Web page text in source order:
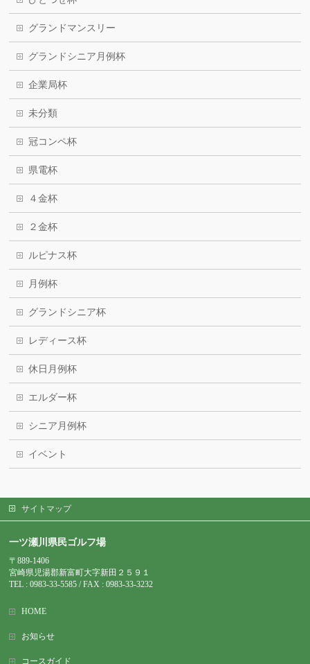
グランドマンスリー
グランドシニア月例杯
企業局杯
未分類
冠コンペ杯
県電杯
４金杯
２金杯
ルピナス杯
月例杯
グランドシニア杯
レディース杯
休日月例杯
エルダー杯
シニア月例杯
イベント
サイトマップ
一ツ瀬川県民ゴルフ場
〒889-1406
宮崎県児湯郡新富町大字新田２５９１
TEL : 0983-33-5585 / FAX : 0983-33-3232
HOME
お知らせ
コースガイド